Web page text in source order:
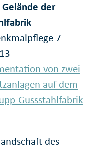
der
7
von zwei
auf dem
Gussstahlfabrik
-
des